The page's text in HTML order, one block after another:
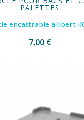
PALETTES
encastrable allibert
7,00 €